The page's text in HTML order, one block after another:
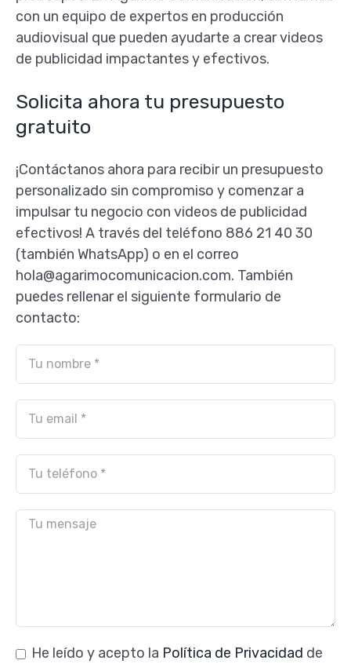
con un equipo de expertos en producción
audiovisual que pueden ayudarte a crear videos
de publicidad impactantes y efectivos.
Solicita ahora tu presupuesto
gratuito
¡Contáctanos ahora para recibir un presupuesto
personalizado sin compromiso y comenzar a
impulsar tu negocio con videos de publicidad
efectivos! A través del teléfono 886 21 40 30
(también WhatsApp) o en el correo
hola@agarimocomunicacion.com. También
puedes rellenar el siguiente formulario de
contacto:
He leído y acepto la Política de Privacidad de